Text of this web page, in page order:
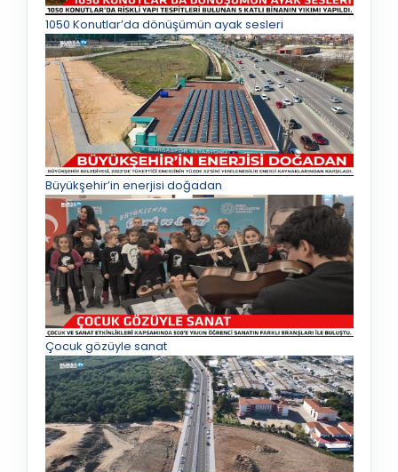
1050 Konutlar’da dönüşümün ayak sesleri
Büyükşehir’in enerjisi doğadan
Çocuk gözüyle sanat